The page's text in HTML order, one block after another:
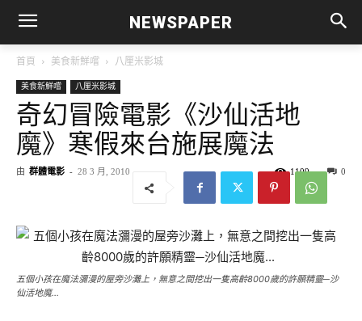
NEWSPAPER
首頁 美食新鮮嚐 八厘米影城
美食新鮮嚐 八厘米影城
奇幻冒險電影《沙仙活地
魔》寒假來台施展魔法
由 群體電影 - 28 3 月, 2010 0
1109
五個小孩在魔法瀰漫的屋旁沙灘上，無意之間挖出一隻高齡8000歲的許願精靈─沙
仙活地魔…